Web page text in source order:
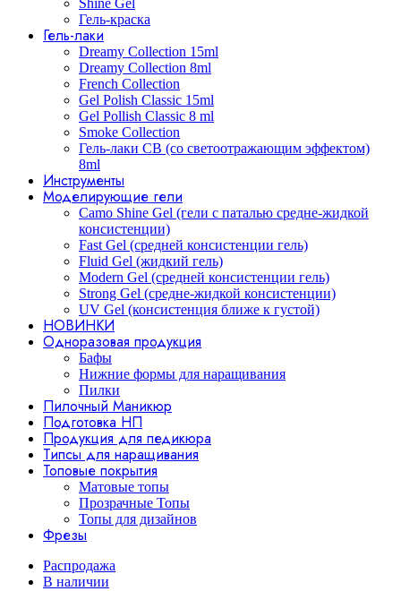
Shine Gel
Гель-краска
Гель-лаки
Dreamy Collection 15ml
Dreamy Collection 8ml
French Collection
Gel Polish Classic 15ml
Gel Pollish Classic 8 ml
Smoke Collection
Гель-лаки СВ (со светоотражающим эффектом)
8ml
Инструменты
Моделирующие гели
Camo Shine Gel (гели с паталью средне-жидкой
консистенции)
Fast Gel (средней консистенции гель)
Fluid Gel (жидкий гель)
Modern Gel (средней консистенции гель)
Strong Gel (средне-жидкой консистенции)
UV Gel (консистенция ближе к густой)
НОВИНКИ
Одноразовая продукция
Бафы
Нижние формы для наращивания
Пилки
Пилочный Маникюр
Подготовка НП
Продукция для педикюра
Типсы для наращивания
Топовые покрытия
Матовые топы
Прозрачные Топы
Топы для дизайнов
Фрезы
Распродажа
В наличии